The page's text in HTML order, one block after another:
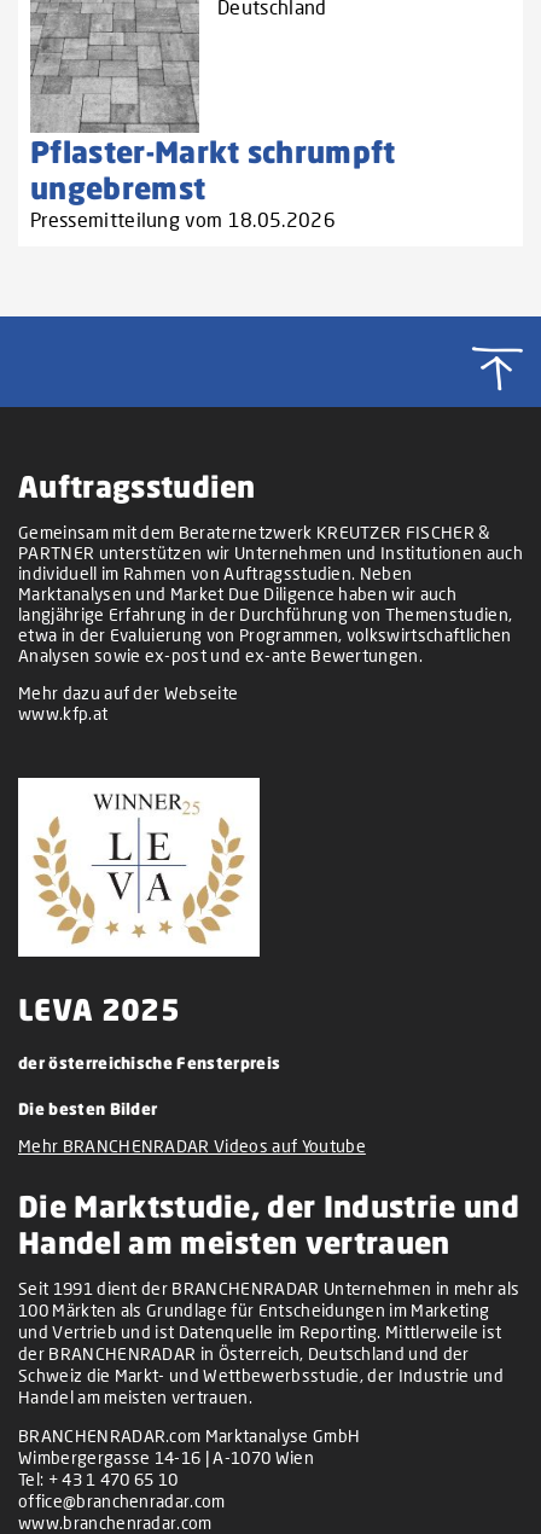
Deutschland
Pflaster-Markt schrumpft
ungebremst
Pressemitteilung vom 18.05.2026
Auftragsstudien
Gemeinsam mit dem Beraternetzwerk KREUTZER FISCHER &
PARTNER unterstützen wir Unternehmen und Institutionen auch
individuell im Rahmen von Auftragsstudien. Neben
Marktanalysen und Market Due Diligence haben wir auch
langjährige Erfahrung in der Durchführung von Themenstudien,
etwa in der Evaluierung von Programmen, volkswirtschaftlichen
Analysen sowie ex-post und ex-ante Bewertungen.
Mehr dazu auf der Webseite
www.kfp.at
LEVA 2025
der österreichische Fensterpreis
Die besten Bilder
Mehr BRANCHENRADAR Videos auf Youtube
Die Marktstudie, der Industrie und
Handel am meisten vertrauen
Seit 1991 dient der BRANCHENRADAR Unternehmen in mehr als
100 Märkten als Grundlage für Entscheidungen im Marketing
und Vertrieb und ist Datenquelle im Reporting. Mittlerweile ist
der BRANCHENRADAR in Österreich, Deutschland und der
Schweiz die Markt- und Wettbewerbsstudie, der Industrie und
Handel am meisten vertrauen.
BRANCHENRADAR.com Marktanalyse GmbH
Wimbergergasse 14-16 | A-1070 Wien
Tel: + 43 1 470 65 10
office@branchenradar.com
www.branchenradar.com